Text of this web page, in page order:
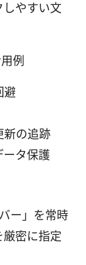
しやすい文
例
避
新の追跡
タ保護
ー」を常時
密に指定